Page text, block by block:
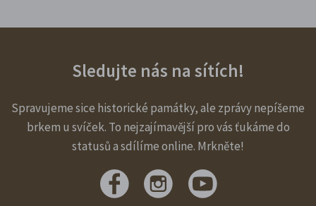
Sledujte nás na sítích!
Spravujeme sice historické památky, ale zprávy nepíšeme
brkem u svíček. To nejzajímavější pro vás ťukáme do
statusů a sdílíme online. Mrkněte!